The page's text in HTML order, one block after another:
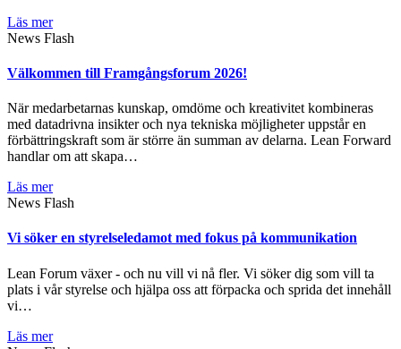
Läs mer
News Flash
Välkommen till Framgångsforum 2026!
När medarbetarnas kunskap, omdöme och kreativitet kombineras
med datadrivna insikter och nya tekniska möjligheter uppstår en
förbättringskraft som är större än summan av delarna. Lean Forward
handlar om att skapa…
Läs mer
News Flash
Vi söker en styrelseledamot med fokus på kommunikation
Lean Forum växer - och nu vill vi nå fler. Vi söker dig som vill ta
plats i vår styrelse och hjälpa oss att förpacka och sprida det innehåll
vi…
Läs mer